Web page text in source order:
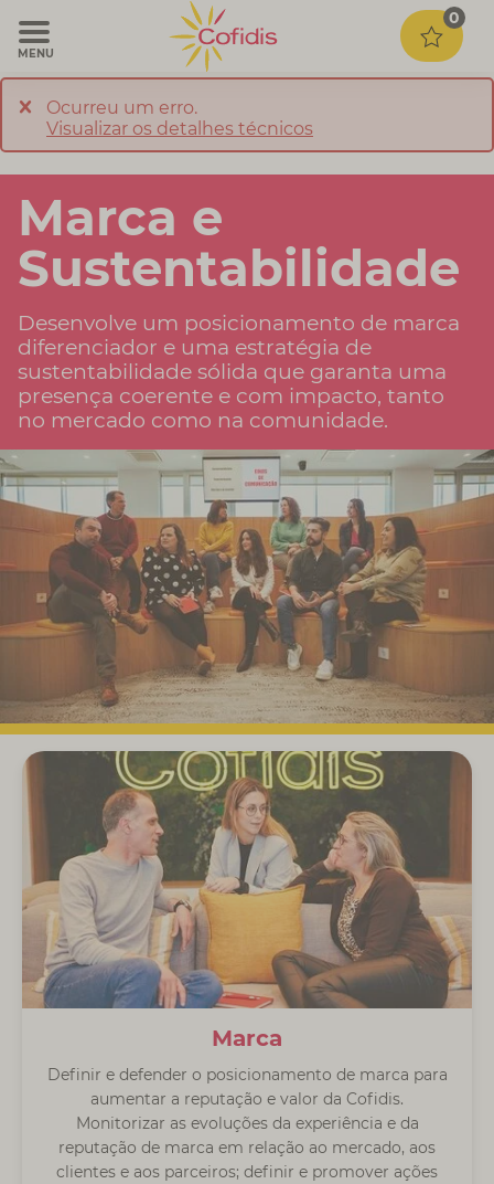
MENU
0
Ocurreu um erro.
Visualizar os detalhes técnicos
Marca e
Sustentabilidade
Desenvolve um posicionamento de marca
diferenciador e uma estratégia de
sustentabilidade sólida que garanta uma
presença coerente e com impacto, tanto
no mercado como na comunidade.
Marca
Definir e defender o posicionamento de marca para
aumentar a reputação e valor da Cofidis.
Monitorizar as evoluções da experiência e da
reputação de marca em relação ao mercado, aos
clientes e aos parceiros; definir e promover ações